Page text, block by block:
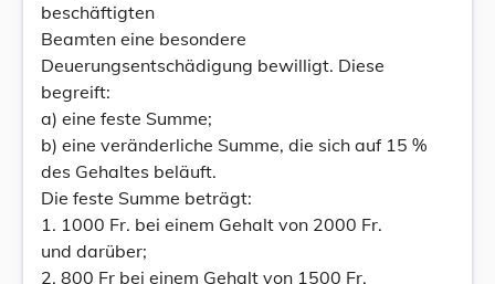
beschäftigten
Beamten eine besondere
Deuerungsentschädigung bewilligt. Diese
begreift:
a) eine feste Summe;
b) eine veränderliche Summe, die sich auf 15 %
des Gehaltes beläuft.
Die feste Summe beträgt:
1. 1000 Fr. bei einem Gehalt von 2000 Fr.
und darüber;
2. 800 Fr bei einem Gehalt von 1500 Fr.